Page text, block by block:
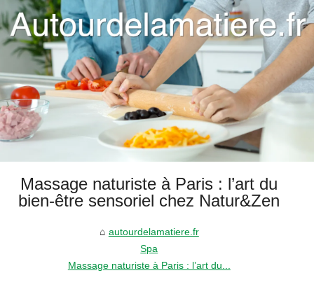
Massage naturiste à Paris : l’art du
bien-être sensoriel chez Natur&Zen
autourdelamatiere.fr
Spa
Massage naturiste à Paris : l’art du...